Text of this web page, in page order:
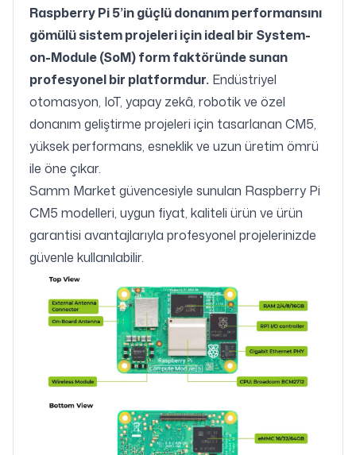
Raspberry Pi 5’in güçlü donanım performansını
gömülü sistem projeleri için ideal bir System-
on-Module (SoM) form faktöründe sunan
profesyonel bir platformdur. Endüstriyel
otomasyon, IoT, yapay zekâ, robotik ve özel
donanım geliştirme projeleri için tasarlanan CM5,
yüksek performans, esneklik ve uzun üretim ömrü
ile öne çıkar.
Samm Market güvencesiyle sunulan Raspberry Pi
CM5 modelleri, uygun fiyat, kaliteli ürün ve ürün
garantisi avantajlarıyla profesyonel projelerinizde
güvenle kullanılabilir.